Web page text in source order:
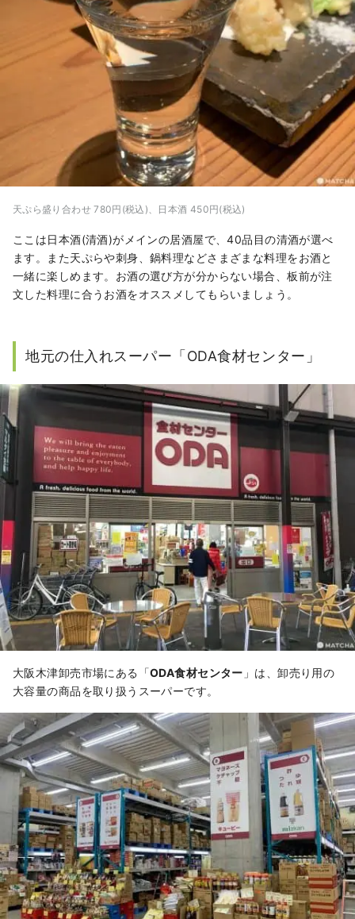
天ぷら盛り合わせ 780円(税込)、日本酒 450円(税込)
ここは日本酒(清酒)がメインの居酒屋で、40品目の清酒が選べ
ます。また天ぷらや刺身、鍋料理などさまざまな料理をお酒と
一緒に楽しめます。お酒の選び方が分からない場合、板前が注
文した料理に合うお酒をオススメしてもらいましょう。
地元の仕入れスーパー「ODA食材センター」
大阪木津卸売市場にある「ODA食材センター 」は、卸売り用の
大容量の商品を取り扱うスーパーです。